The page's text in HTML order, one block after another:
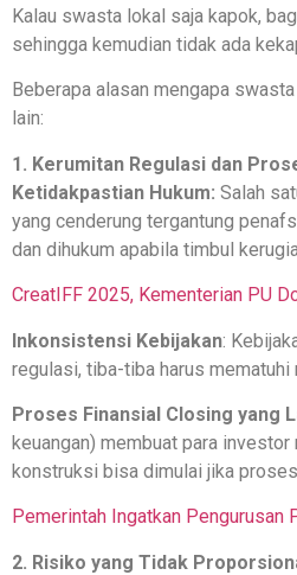
Kalau swasta lokal saja kapok,
sehingga kemudian tidak ada
Beberapa alasan mengapa
lain:
1. Kerumitan Regulasi dan
Ketidakpastian Hukum: Salah
yang cenderung tergantung
dan dihukum apabila timbul
CreatIFF 2025, Kementerian PU
Inkonsistensi Kebijakan:
regulasi, tiba-tiba harus
Proses Finansial Closing yang
keuangan) membuat para
konstruksi bisa dimulai jika
Pemerintah Ingatkan Pengurusan
2. Risiko yang Tidak